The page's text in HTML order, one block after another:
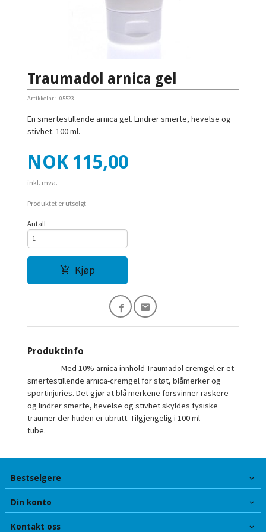
Traumadol arnica gel
Artikkelnr.: 05523
En smertestillende arnica gel. Lindrer smerte, hevelse og
stivhet. 100 ml.
Pris
NOK 115,00
inkl. mva.
Produktet er utsolgt
Antall
Kjøp
Produktinfo
Med 10% arnica innhold Traumadol cremgel er et
smertestillende arnica-cremgel for støt, blåmerker og
sportinjuries. Det gjør at blå merkene forsvinner raskere
og lindrer smerte, hevelse og stivhet skyldes fysiske
traumer der huden er ubrutt. Tilgjengelig i 100 ml
tube.
Bestselgere
Din konto
Kontakt oss